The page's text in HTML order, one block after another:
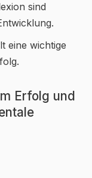
sind
eine wichtige
Erfolg und